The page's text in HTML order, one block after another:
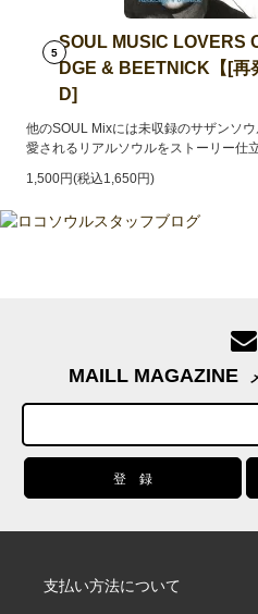
5
SOUL MUSIC LOVERS
DGE & BEETNICK【[再
D]
他のSOUL Mixには未収録のサザンソ
愛されるリアルソウルをストーリー仕
1,500円(税込1,650円)
MAILL MAGAZINE
支払い方法について